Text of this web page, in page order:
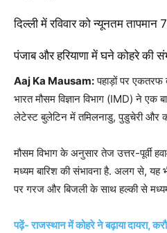
दिल्ली में रविवार को न्यूनतम तापमान
पंजाब और हरियाणा में घने कोहरे की
Aaj Ka Mausam:पहाड़ों पर एकतरफ
भारत मौसम विज्ञान विभाग (IMD) ने एक
लेटेस्ट बुलेटिन में तमिलनाडु, पुडुचेरी और
मौसम विभाग के अनुसार तेज उत्तर-
मध्यम बारिश की संभावना है. अलग से,
पर गरज और बिजली के साथ हल्की से मध्यम
पढ़ें- राजस्थान में कोहरे ने बढ़ाया दायरा,